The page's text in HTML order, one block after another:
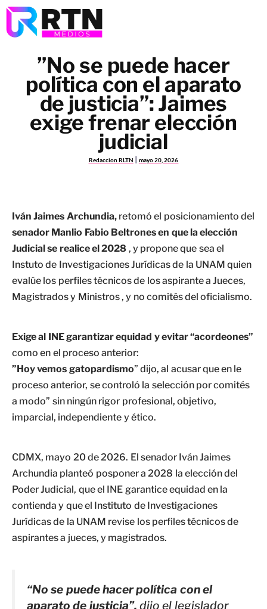
”No se puede hacer
política con el aparato
de justicia”: Jaimes
exige frenar elección
judicial
Redaccion RLTN mayo 20, 2026
Iván Jaimes Archundia,retomó el posicionamiento del
senador Manlio Fabio Beltrones en que la elección
Judicial se realice el 2028 , y propone que sea el
Instuto de Investigaciones Jurídicas de la UNAM quien
evalúe los perfiles técnicos de los aspirante a Jueces,
Magistrados y Ministros , y no comités del oficialismo.
Exige al INE garantizar equidad y evitar “acordeones”
como en el proceso anterior:
”Hoy vemos gatopardismo” dijo, al acusar que en le
proceso anterior, se controló la selección por comités
a modo” sin ningún rigor profesional, objetivo,
imparcial, independiente y ético.
CDMX, mayo 20 de 2026. El senador Iván Jaimes
Archundia planteó posponer a 2028 la elección del
Poder Judicial, que el INE garantice equidad en la
contienda y que el Instituto de Investigaciones
Jurídicas de la UNAM revise los perfiles técnicos de
aspirantes a jueces, y magistrados.
“No se puede hacer política con el
aparato de justicia”, dijo el legislador